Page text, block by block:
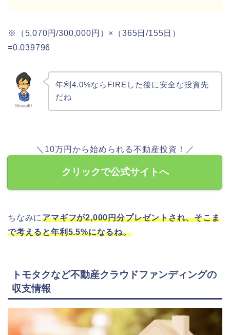
※（5,070円/300,000円）×（365日/155日）
=0.039796
Shino40
年利4.0%ならFIREした後に安全な投資先
だね
＼10万円から始められる不動産投資！／
クリックで公式サイトへ
ちなみにアマギフが2,000円分プレゼントされ、そこま
で考えると年利5.5%になるね。
トモタクなど不動産クラウドファンディングの
収支情報